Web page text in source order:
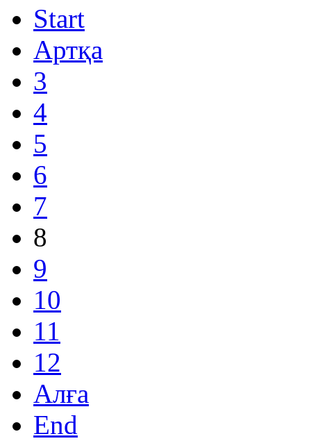
Start
Артқа
3
4
5
6
7
8
9
10
11
12
Алға
End